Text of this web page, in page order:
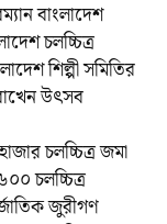
বাংলাদেশ
চলচ্চিত্র
শিল্পী সমিতির
উৎসব
চলচ্চিত্র জমা
চলচ্চিত্র
জুরীগণ